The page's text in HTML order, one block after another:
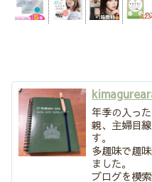
年季の入っ
親、主婦目
す。
多趣味で趣
ました。
ブログを模